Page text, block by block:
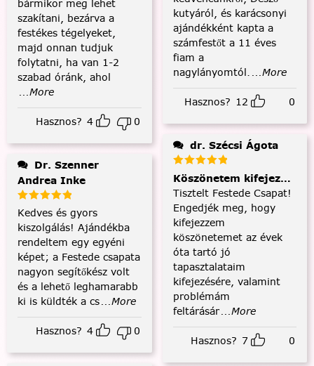
bármikor meg lehet
szakítani, bezárva a
festékes tégelyeket,
majd onnan tudjuk
folytatni, ha van 1-2
szabad óránk, ahol
...More
Hasznos? 4 0
Andrea Inke
Kedves és gyors
kiszolgálás! Ajándékba
rendeltem egy egyéni
képet; a Festede csapata
nagyon segítőkész volt
és a lehető leghamarabb
ki is küldték a cs...More
Hasznos? 4 0
kutyáról, és karácsonyi
ajándékként kapta a
számfestőt a 11 éves
fiam a
nagylányomtól. ...More
Hasznos? 12 0
dr. Szécsi Ágota
Köszönetem kifejezése
Tisztelt Festede Csapat!
Engedjék meg, hogy
kifejezzem
köszönetemet az évek
óta tartó jó
tapasztalataim
kifejezésére, valamint
problémám
feltárásár...More
Hasznos? 7 0